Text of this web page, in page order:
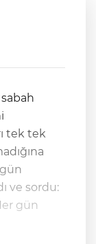
tek tek
ve sordu:
gün